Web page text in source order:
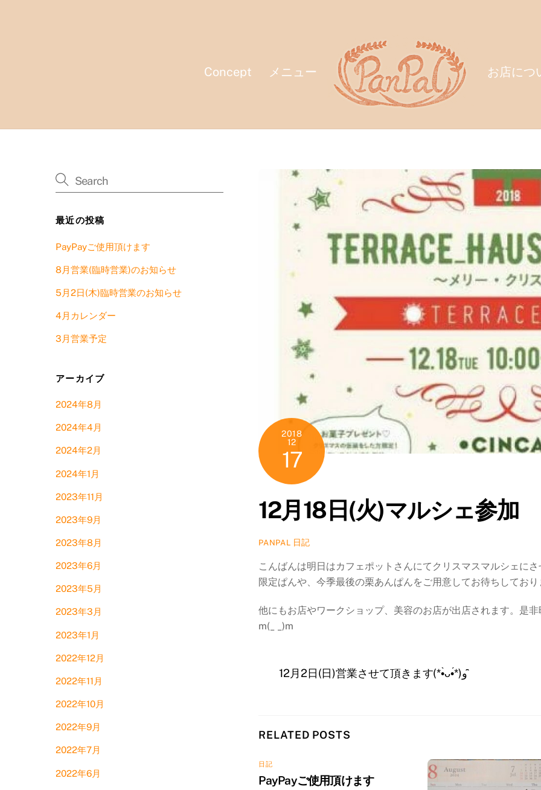
Concept メニュー お店につ
2018
12
17
12月18日(火)マルシェ参加
PANPAL 日記
こんばんは明日はカフェポットさんにてクリスマスマルシェに
限定ぱんや、今季最後の栗あんぱんをご用意してお待ちしており
他にもお店やワークショップ、美容のお店が出店されます。是
m(_ _)m
12月2日(日)営業させて頂きます(*•̀ᴗ•́*)و ̑̑
RELATED POSTS
日記
PayPayご使用頂けます
最近の投稿
PayPayご使用頂けます
8月営業(臨時営業)のお知らせ
5月2日(木)臨時営業のお知らせ
4月カレンダー
3月営業予定
アーカイブ
2024年8月
2024年4月
2024年2月
2024年1月
2023年11月
2023年9月
2023年8月
2023年6月
2023年5月
2023年3月
2023年1月
2022年12月
2022年11月
2022年10月
2022年9月
2022年7月
2022年6月